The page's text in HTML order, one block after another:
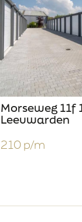
Morseweg 11f
Leeuwarden
210 p/m